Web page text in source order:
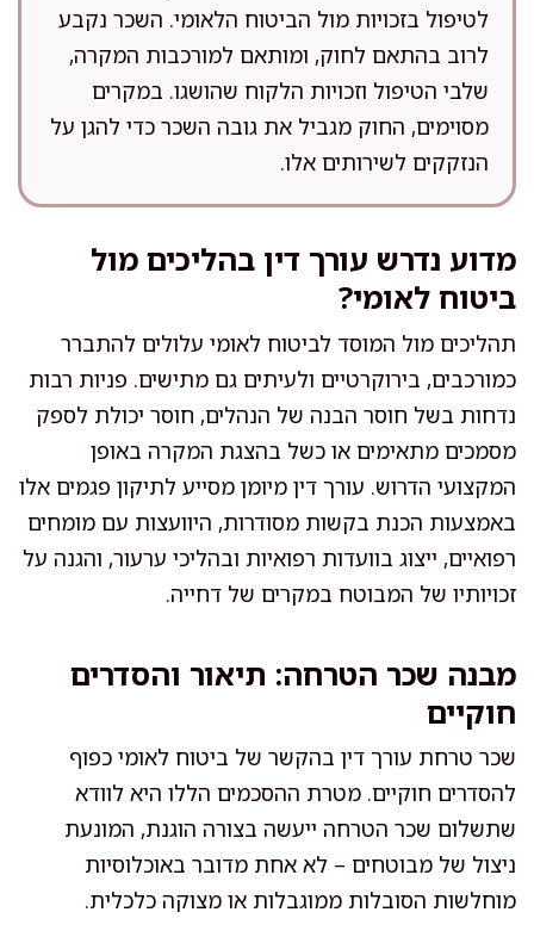
לטיפול בזכויות מול הביטוח הלאומי. השכר נקבע
לרוב בהתאם לחוק, ומותאם למורכבות המקרה,
שלבי הטיפול וזכויות הלקוח שהושגו. במקרים
מסוימים, החוק מגביל את גובה השכר כדי להגן על
הנזקקים לשירותים אלו.
מדוע נדרש עורך דין בהליכים מול
ביטוח לאומי?
תהליכים מול המוסד לביטוח לאומי עלולים להתברר
כמורכבים, בירוקרטיים ולעיתים גם מתישים. פניות רבות
נדחות בשל חוסר הבנה של הנהלים, חוסר יכולת לספק
מסמכים מתאימים או כשל בהצגת המקרה באופן
המקצועי הדרוש. עורך דין מיומן מסייע לתיקון פגמים אלו
באמצעות הכנת בקשות מסודרות, היוועצות עם מומחים
רפואיים, ייצוג בוועדות רפואיות ובהליכי ערעור, והגנה על
זכויותיו של המבוטח במקרים של דחייה.
מבנה שכר הטרחה: תיאור והסדרים
חוקיים
שכר טרחת עורך דין בהקשר של ביטוח לאומי כפוף
להסדרים חוקיים. מטרת ההסכמים הללו היא לוודא
שתשלום שכר הטרחה ייעשה בצורה הוגנת, המונעת
ניצול של מבוטחים – לא אחת מדובר באוכלוסיות
מוחלשות הסובלות ממוגבלות או מצוקה כלכלית.